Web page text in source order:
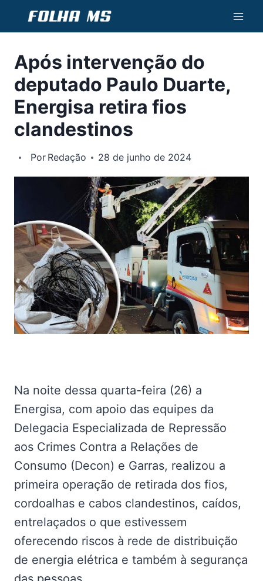
Conteúdo
Após intervenção do
deputado Paulo Duarte,
Energisa retira fios
clandestinos
Por Redação 28 de junho de 2024
Na noite dessa quarta-feira (26) a
Energisa, com apoio das equipes da
Delegacia Especializada de Repressão
aos Crimes Contra a Relações de
Consumo (Decon) e Garras, realizou a
primeira operação de retirada dos fios,
cordoalhas e cabos clandestinos, caídos,
entrelaçados o que estivessem
oferecendo riscos à rede de distribuição
de energia elétrica e também à segurança